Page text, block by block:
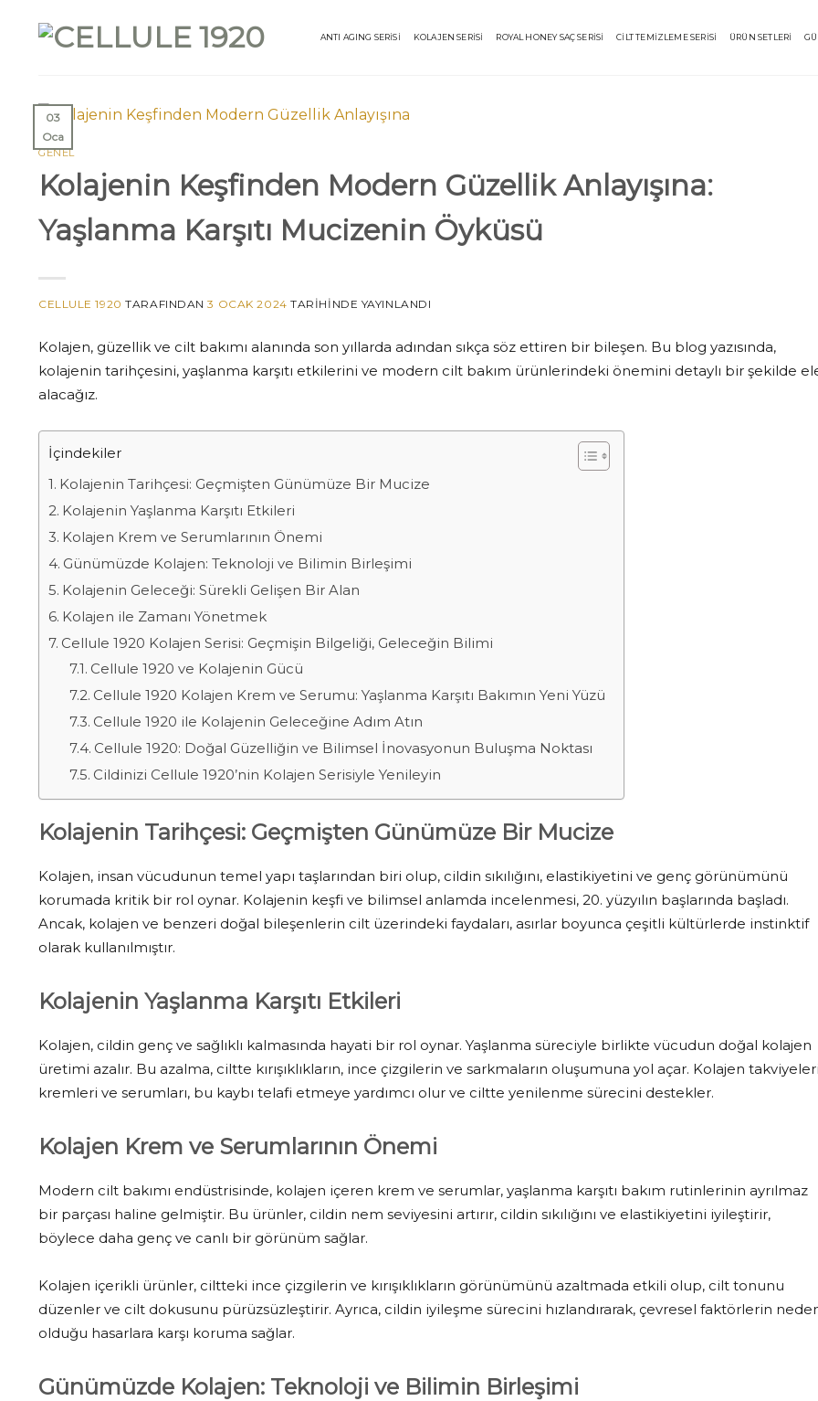
ANTI AGING SERİSİ KOLAJEN SERİSİ ROYAL HONEY SAÇ SERİSİ CİLT TEMİZLEME SERİSİ ÜRÜN SETLERİ
03
Oca
GENEL
Kolajenin Keşfinden Modern Güzellik Anlayışına:
Yaşlanma Karşıtı Mucizenin Öyküsü
CELLULE 1920 TARAFINDAN 3 OCAK 2024 TARIHINDE YAYINLANDI
Kolajen, güzellik ve cilt bakımı alanında son yıllarda adından sıkça söz ettiren bir bileşen. Bu blog yazısında,
kolajenin tarihçesini, yaşlanma karşıtı etkilerini ve modern cilt bakım ürünlerindeki önemini detaylı bir şekilde
alacağız.
İçindekiler
Kolajenin Tarihçesi: Geçmişten Günümüze Bir Mucize
Kolajenin Yaşlanma Karşıtı Etkileri
Kolajen Krem ve Serumlarının Önemi
Günümüzde Kolajen: Teknoloji ve Bilimin Birleşimi
Kolajenin Geleceği: Sürekli Gelişen Bir Alan
Kolajen ile Zamanı Yönetmek
Cellule 1920 Kolajen Serisi: Geçmişin Bilgeliği, Geleceğin Bilimi
Cellule 1920 ve Kolajenin Gücü
Cellule 1920 Kolajen Krem ve Serumu: Yaşlanma Karşıtı Bakımın Yeni Yüzü
Cellule 1920 ile Kolajenin Geleceğine Adım Atın
Cellule 1920: Doğal Güzelliğin ve Bilimsel İnovasyonun Buluşma Noktası
Cildinizi Cellule 1920’nin Kolajen Serisiyle Yenileyin
Kolajenin Tarihçesi: Geçmişten Günümüze Bir Mucize
Kolajen, insan vücudunun temel yapı taşlarından biri olup, cildin sıkılığını, elastikiyetini ve genç görünümünü
korumada kritik bir rol oynar. Kolajenin keşfi ve bilimsel anlamda incelenmesi, 20. yüzyılın başlarında başladı.
Ancak, kolajen ve benzeri doğal bileşenlerin cilt üzerindeki faydaları, asırlar boyunca çeşitli kültürlerde instinktif
olarak kullanılmıştır.
Kolajenin Yaşlanma Karşıtı Etkileri
Kolajen, cildin genç ve sağlıklı kalmasında hayati bir rol oynar. Yaşlanma süreciyle birlikte vücudun doğal kolajen
üretimi azalır. Bu azalma, ciltte kırışıklıkların, ince çizgilerin ve sarkmaların oluşumuna yol açar. Kolajen
kremleri ve serumları, bu kaybı telafi etmeye yardımcı olur ve ciltte yenilenme sürecini destekler.
Kolajen Krem ve Serumlarının Önemi
Modern cilt bakımı endüstrisinde, kolajen içeren krem ve serumlar, yaşlanma karşıtı bakım rutinlerinin ayrılmaz
bir parçası haline gelmiştir. Bu ürünler, cildin nem seviyesini artırır, cildin sıkılığını ve elastikiyetini iyileştirir,
böylece daha genç ve canlı bir görünüm sağlar.
Kolajen içerikli ürünler, ciltteki ince çizgilerin ve kırışıklıkların görünümünü azaltmada etkili olup, cilt tonunu
düzenler ve cilt dokusunu pürüzsüzleştirir. Ayrıca, cildin iyileşme sürecini hızlandırarak, çevresel faktörlerin
olduğu hasarlara karşı koruma sağlar.
Günümüzde Kolajen: Teknoloji ve Bilimin Birleşimi